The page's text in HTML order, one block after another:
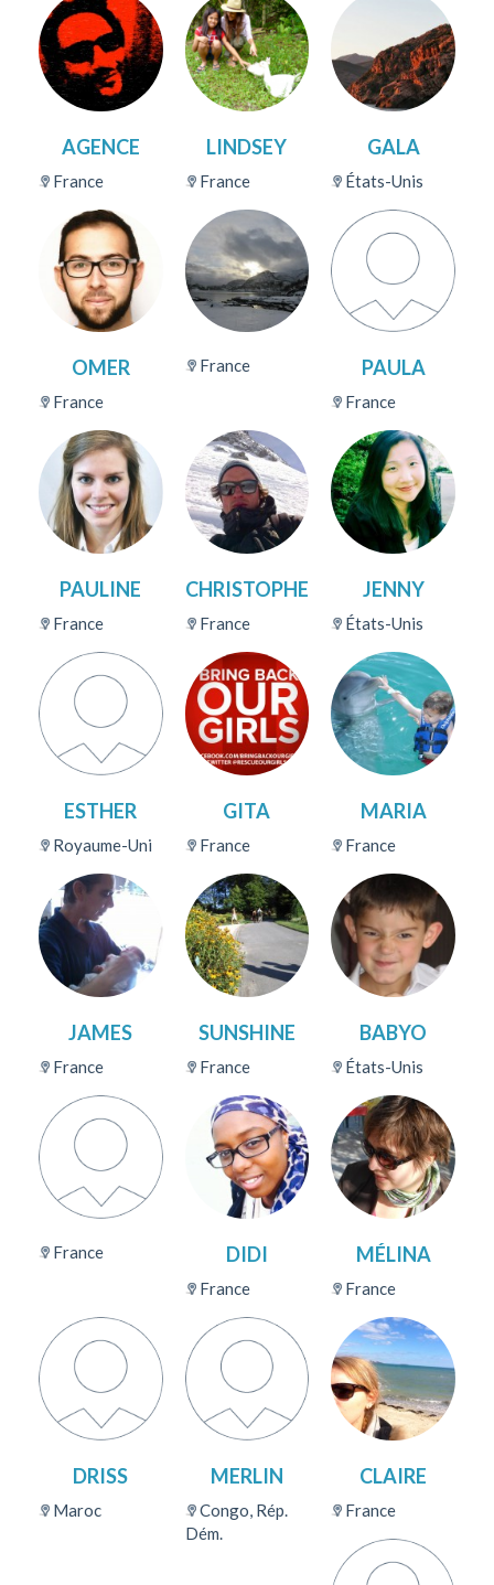
AGENCE
France
LINDSEY
France
GALA
États-Unis
OMER
France
France PAULA
France
PAULINE
France
CHRISTOPHE
France
JENNY
États-Unis
ESTHER
Royaume-Uni
GITA
France
MARIA
France
JAMES
France
SUNSHINE
France
BABYO
États-Unis
France DIDI
France
MÉLINA
France
DRISS
Maroc
MERLIN
Congo, Rép.
Dém.
CLAIRE
France